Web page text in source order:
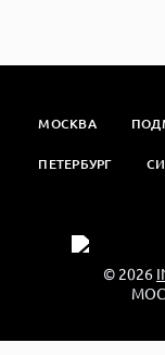
МОСКВА
ПЕТЕРБУРГ
© 2026